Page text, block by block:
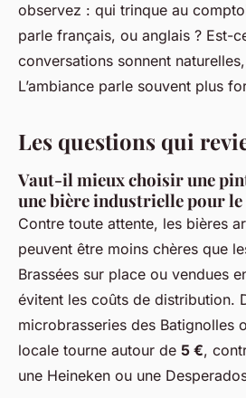
observez : qui trinque au
parle français, ou anglais ? Est-
conversations sonnent
L’ambiance parle souvent plus
Les questions qui
Vaut-il mieux choisir une
une bière industrielle pour le
Contre toute attente, les bières
peuvent être moins chères que
Brassées sur place ou vendues
évitent les coûts de distribution.
microbrasseries des Batignolles
locale tourne autour de 5 €,
une Heineken ou une